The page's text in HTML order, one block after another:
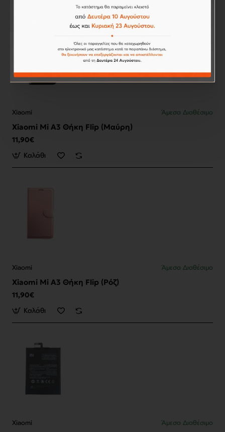
Xiaomi Άμεσα Διαθέσιμο
Xiaomi Mi A3 Θήκη Flip (Μαύρη)
11,90€
Καλάθι
Xiaomi Άμεσα Διαθέσιμο
Xiaomi Mi A3 Θήκη Flip (Ρόζ)
11,90€
Καλάθι
Xiaomi Άμεσα Διαθέσιμο